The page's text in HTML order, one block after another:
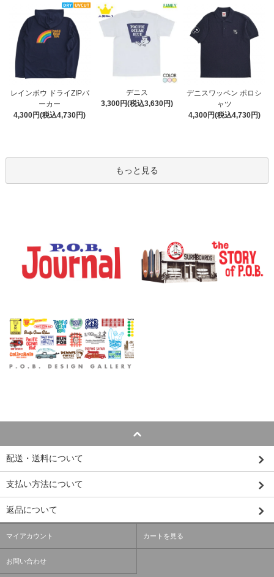
レインボウ ドライZIPパ
ーカー
4,300円(税込4,730円)
デニス
3,300円(税込3,630円)
デニスワッペン ポロシ
ャツ
4,300円(税込4,730円)
もっと見る
配送・送料について
支払い方法について
返品について
マイアカウント カートを見る
お問い合わせ